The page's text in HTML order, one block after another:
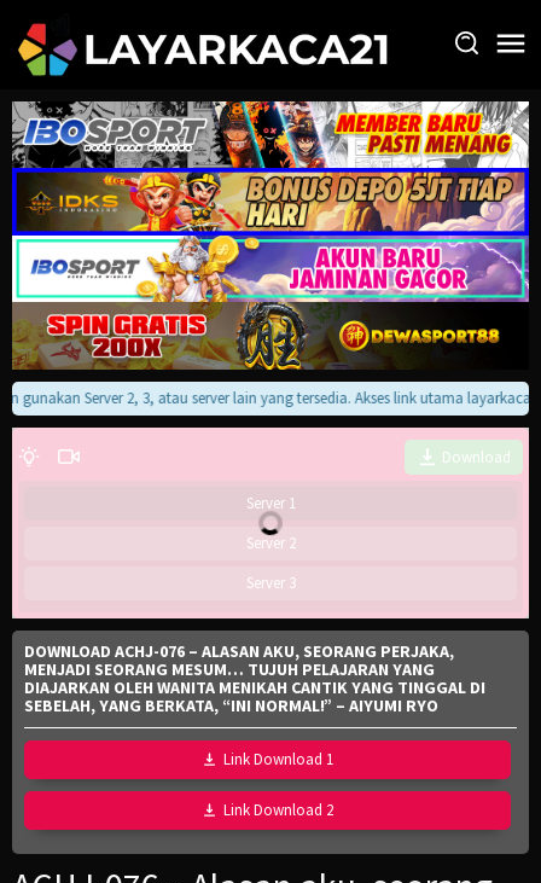
konten
Server 2, 3, atau server lain yang tersedia. Akses link utama
Download
Server 1
Server 2
Server 3
DOWNLOAD ACHJ-076 – ALASAN AKU, SEORANG PERJAKA,
MENJADI SEORANG MESUM… TUJUH PELAJARAN YANG
DIAJARKAN OLEH WANITA MENIKAH CANTIK YANG TINGGAL DI
SEBELAH, YANG BERKATA, “INI NORMAL!” – AIYUMI RYO
Link Download 1
Link Download 2